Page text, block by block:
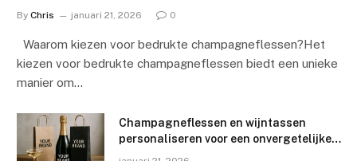
merkervaring
By Chris januari 21, 2026 0
Waarom kiezen voor bedrukte champagneflessen?Het
kiezen voor bedrukte champagneflessen biedt een unieke
manier om…
Champagneflessen en wijntassen
personaliseren voor een onvergetelijke